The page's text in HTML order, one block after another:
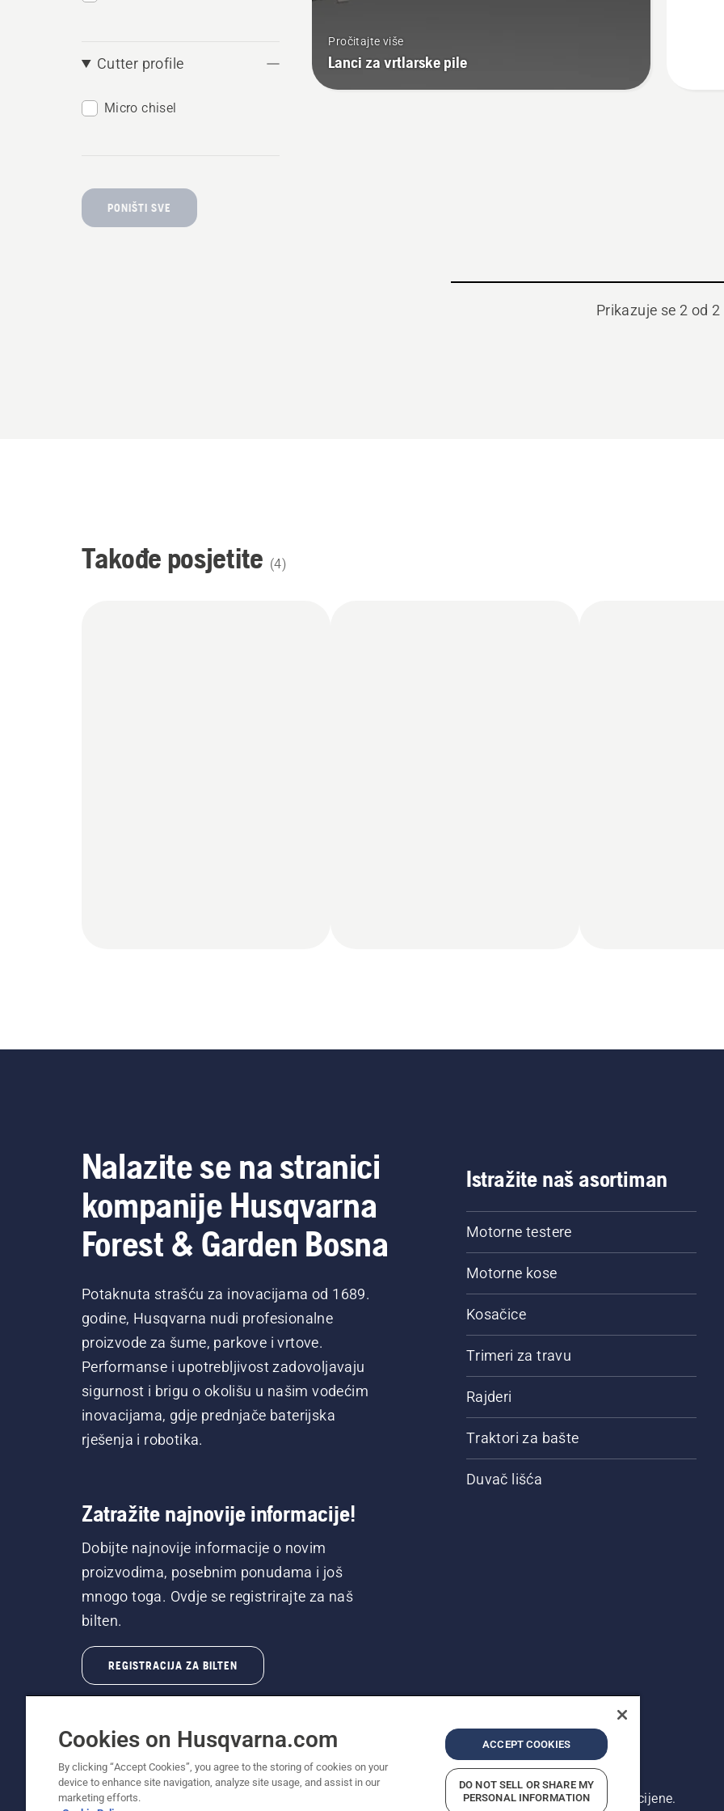
Cutter profile
Micro chisel
PONIŠTI SVE
Pročitajte više
Lanci za vrtlarske pile
Prikazuje se 2 od 2
Takođe posjetite (4)
Nalazite se na stranici
kompanije Husqvarna
Forest & Garden Bosna
Potaknuta strašću za inovacijama od 1689.
godine, Husqvarna nudi profesionalne
proizvode za šume, parkove i vrtove.
Performanse i upotrebljivost zadovoljavaju
sigurnost i brigu o okolišu u našim vodećim
inovacijama, gdje prednjače baterijska
rješenja i robotika.
Zatražite najnovije informacije!
Dobijte najnovije informacije o novim
proizvodima, posebnim ponudama i još
mnogo toga. Ovdje se registrirajte za naš
bilten.
REGISTRACIJA ZA BILTEN
Istražite naš asortiman
Motorne testere
Motorne kose
Kosačice
Trimeri za travu
Rajderi
Traktori za bašte
Duvač lišća
© Husqvarna AB (publ). Sva prava zadržana. Prikazane cijene su preporučene maloprodajne cijene.
Cookies on Husqvarna.com
By clicking “Accept Cookies”, you agree to the storing of cookies on your
device to enhance site navigation, analyze site usage, and assist in our
marketing efforts.
ACCEPT COOKIES
DO NOT SELL OR SHARE MY
PERSONAL INFORMATION